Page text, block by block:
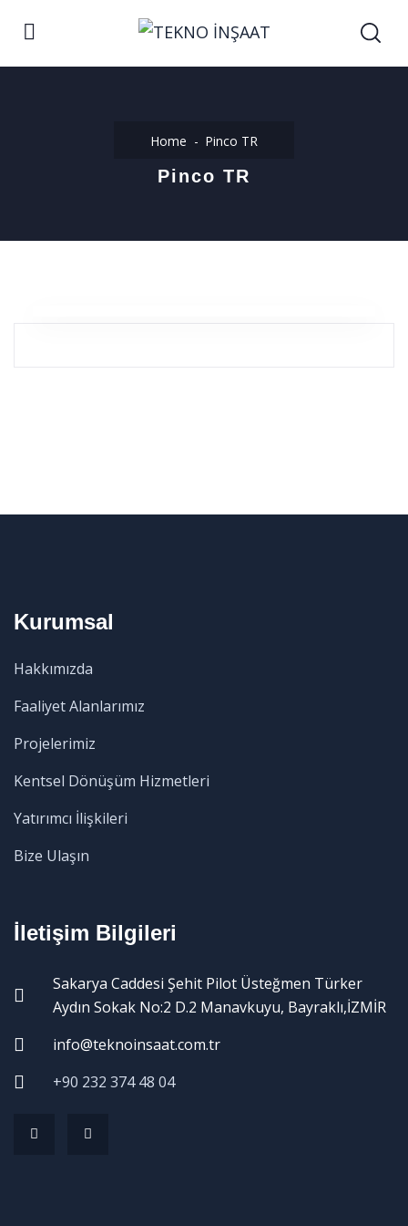
Home Pinco TR
Pinco TR
Kurumsal
Hakkımızda
Faaliyet Alanlarımız
Projelerimiz
Kentsel Dönüşüm Hizmetleri
Yatırımcı İlişkileri
Bize Ulaşın
İletişim Bilgileri
Sakarya Caddesi Şehit Pilot Üsteğmen Türker
Aydın Sokak No:2 D.2 Manavkuyu, Bayraklı,İZMİR
info@teknoinsaat.com.tr
+90 232 374 48 04